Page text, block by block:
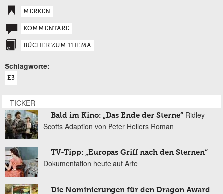
MERKEN
KOMMENTARE
BÜCHER ZUM THEMA
Schlagworte:
E3
TICKER
Bald im Kino: „Das Ende der Sterne“ Ridley
Scotts Adaption von Peter Hellers Roman
TV-Tipp: „Europas Griff nach den Sternen“
Dokumentation heute auf Arte
Die Nominierungen für den Dragon Award